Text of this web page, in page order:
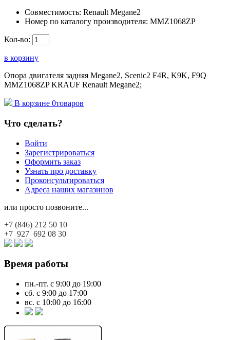
Совместимость: Renault Megane2
Номер по каталогу производителя: MMZ1068ZP
Кол-во:
в корзину
Опора двигателя задняя Megane2, Scenic2 F4R, K9K, F9Q
MMZ1068ZP KRAUF Renault Megane2;
В корзине 0товаров
Что сделать?
Войти
Зарегистрироваться
Оформить заказ
Узнать про доставку
Проконсультироваться
Адреса наших магазинов
или просто позвоните...
+7 (846) 212 50 10
+7 927 692 08 30
Время работы
пн.-пт. с 9:00 до 19:00
сб. с 9:00 до 17:00
вс. с 10:00 до 16:00